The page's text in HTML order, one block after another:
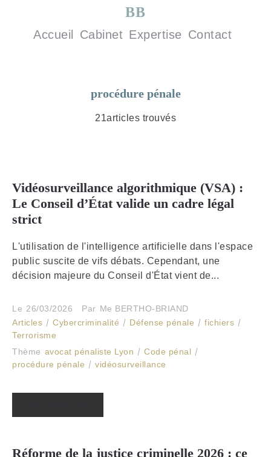
BB
Accueil Cabinet Expertise Contact
procédure pénale
21articles trouvés
Vidéosurveillance algorithmique (VSA) :
Le Conseil d’État valide un cadre légal
strict
L'utilisation de l'intelligence artificielle dans l'espace
public suscite de vifs débats. Cependant, une
décision majeure du Conseil d'État vient de...
Le 26/03/2026 Par Me BERTHO-BRIAND
Articles
Cybercriminalité Défense pénale
fichiers
Terrorisme
Thème avocat pénaliste Lyon
Code pénal
procédure pénale
vidéosurveillance
Réforme de la justice criminelle 2026 : ce